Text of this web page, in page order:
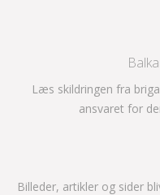
Læs skildringen fra
ansvaret for
Billeder, artikler og sider